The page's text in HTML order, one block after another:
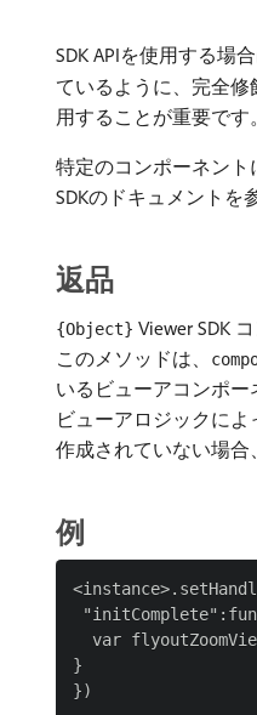
SDK APIを使用する場合
ているように、完全修
用することが重要です。
特定のコンポーネント
SDKのドキュメントを
返品
{Object} Viewer SDK
このメソッドは、
いるビューアコンポ
ビューアロジックに
作成されていない場合、
例
var
}